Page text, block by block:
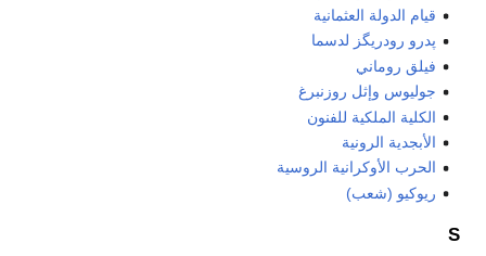
قيام الدولة العثمانية
پدرو رودريگز لدسما
فيلق روماني
جوليوس وإثل روزنبرغ
الكلية الملكية للفنون
الأبجدية الرونية
الحرب الأوكرانية الروسية
ريوكيو (شعب)
S